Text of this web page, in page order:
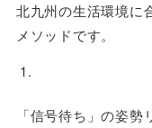
北九州の生活環境に
メソッドです。
「信号待ち」の姿